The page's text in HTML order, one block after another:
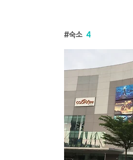
숙소 4